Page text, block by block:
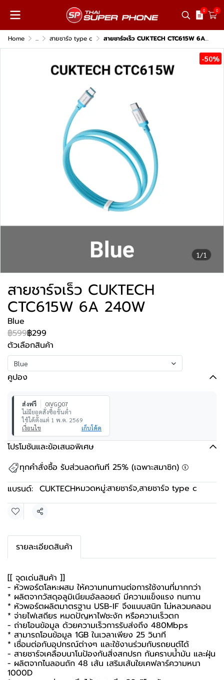
0 0
Home ... สายชาร์จ type c สายชาร์จเร็ว CUKTECH CTC615W 6A 240W
1/1
-50%
สายชาร์จเร็ว CUKTECH
CTC615W 6A 240W
Blue
฿599฿299
ตัวเลือกสินค้า
Blue
คูปอง
ส่งฟรี
0IVGQ07
ไม่มียอดสั่งซื้อขั้นต่ำ
ใช้ได้ตั้งแต่ 1 พ.ค. 2569
เงื่อนไข
เก็บโค้ด
โปรโมชันและข้อเสนอพิเศษ
ทุกคำสั่งซื้อ รับส่วนลดทันที 25% (เฉพาะสมาชิก)
แบรนด์: CUKTECHหมวดหมู่:สายชาร์จ,สายชาร์จ type c
แชร์
รายละเอียดสินค้า
[[ จุดเด่นสินค้า ]]
- หัวพอร์ตโลหะผสม ให้ความทนทานต่อการใช้งานที่มากกว่า
* ผลิตจากวัสดุอลูมิเนียมอัลลอยด์ มีความแข็งแรง ทนทาน
* หัวพอร์ตผลิตมาตรฐาน USB-IF จึงแนบสนิท ไม่หลวมคลอน
* จ่ายไฟเสถียร หมดปัญหาไฟชะงัก หรือความเร็วตก
- ถ่ายโอนข้อมูล ด้วยความเร็วการรับส่งถึง 480Mbps
* สามารถโอนข้อมูล 1GB ในเวลาเพียง 25 วินาที
* เชื่อมต่อกับอุปกรณ์ต่างๆ และใช้งานร่วมกับรถยนต์ได้
- สายชาร์จเคลือบนาโนป้องกันสิ่งสกปรก กันคราบน้ำมัน และฝุ่น
- ผลิตจากไนลอนถัก 48 เส้น เสริมเส้นใยเคฟลาร์ความหนา
1000D